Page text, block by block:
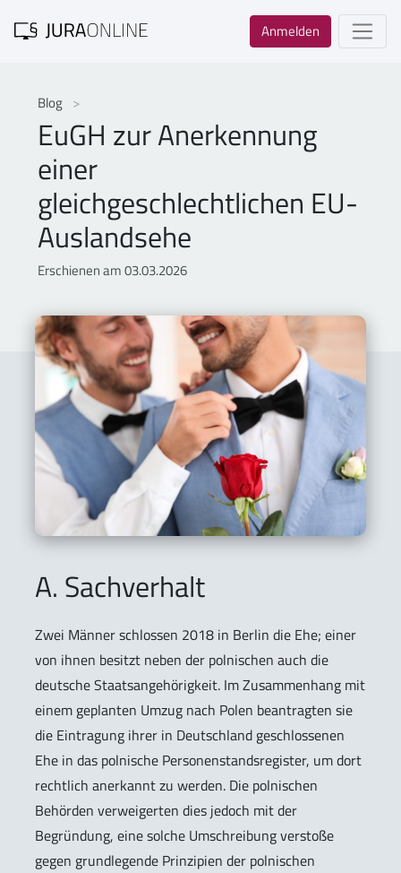
Anmelden
Blog
EuGH zur Anerkennung
einer
gleichgeschlechtlichen EU-
Auslandsehe
Erschienen am 03.03.2026
A. Sachverhalt
Zwei Männer schlossen 2018 in Berlin die Ehe; einer
von ihnen besitzt neben der polnischen auch die
deutsche Staatsangehörigkeit. Im Zusammenhang mit
einem geplanten Umzug nach Polen beantragten sie
die Eintragung ihrer in Deutschland geschlossenen
Ehe in das polnische Personenstandsregister, um dort
rechtlich anerkannt zu werden. Die polnischen
Behörden verweigerten dies jedoch mit der
Begründung, eine solche Umschreibung verstoße
gegen grundlegende Prinzipien der polnischen